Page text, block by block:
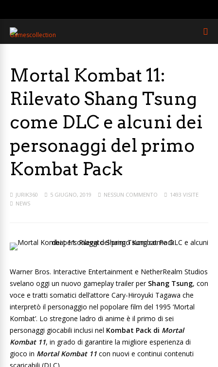
Mortal Kombat 11:
Rilevato Shang Tsung
come DLC e alcuni dei
personaggi del primo
Kombat Pack
JURIK360 5 GIUGNO, 2019 NESSUN COMMENTO
1493 VISITE
NEWS
Warner Bros. Interactive Entertainment e NetherRealm Studios
svelano oggi un nuovo gameplay trailer per Shang Tsung, con
voce e tratti somatici dell’attore Cary-Hiroyuki Tagawa che
interpretò il personaggio nel popolare film del 1995 ‘Mortal
Kombat’. Lo stregone ladro di anime è il primo di sei
personaggi giocabili inclusi nel Kombat Pack di Mortal
Kombat 11, in grado di garantire la migliore esperienza di
gioco in Mortal Kombat 11 con nuovi e continui contenuti